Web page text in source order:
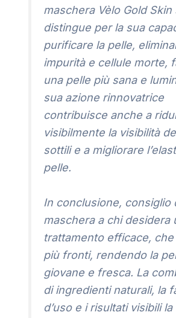
maschera Vèlo Gold Skin
distingue per la sua
purificare la pelle,
impurità e cellule morte,
una pelle più sana e
sua azione rinnovatrice
contribuisce anche a
visibilmente la visibilità
sottili e a migliorare
pelle.
In conclusione, consiglio
maschera a chi desidera
trattamento efficace,
più fronti, rendendo la
giovane e fresca. La
di ingredienti naturali, la
d’uso e i risultati visibili